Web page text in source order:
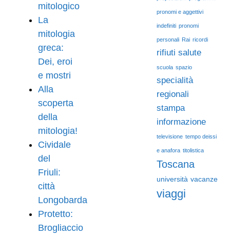
mitologico
La
mitologia
greca:
Dei, eroi
e mostri
Alla
scoperta
della
mitologia!
Cividale
del
Friuli:
città
Longobarda
Protetto:
Brogliaccio
pronomi e aggettivi
indefiniti pronomi
personali Rai ricordi
rifiuti salute
scuola spazio
specialità
regionali
stampa
informazione
televisione tempo deissi
e anafora titolistica
Toscana
università vacanze
viaggi